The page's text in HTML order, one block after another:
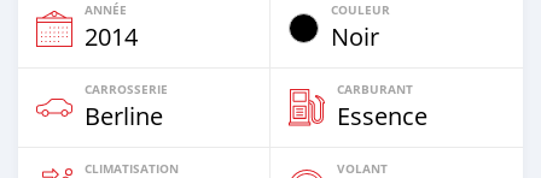
ANNÉE
2014
COULEUR
Noir
CARROSSERIE
Berline
CARBURANT
Essence
CLIMATISATION VOLANT